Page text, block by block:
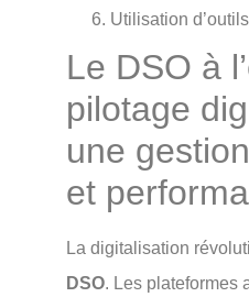
Utilisation
Le DSO à
pilotage
une
et
La digitalisation
DSO. Les plateformes